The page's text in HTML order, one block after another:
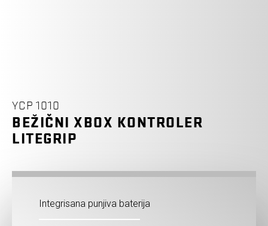
YCP 1010
BEŽIČNI XBOX KONTROLER
LITEGRIP
Integrisana punjiva baterija